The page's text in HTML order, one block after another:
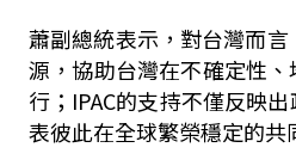
蕭副總統表示，對台灣而言
源，協助台灣在不確定性
行；IPAC的支持不僅反映
表彼此在全球繁榮穩定的共